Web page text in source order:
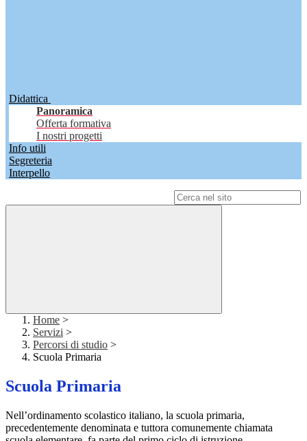
Didattica
Panoramica
Offerta formativa
I nostri progetti
Info utili
Segreteria
Interpello
Home >
Servizi >
Percorsi di studio >
Scuola Primaria
Scuola Primaria
Nell’ordinamento scolastico italiano, la scuola primaria,
precedentemente denominata e tuttora comunemente chiamata